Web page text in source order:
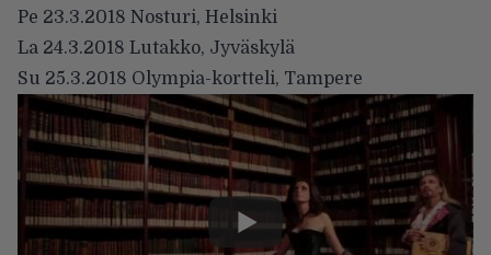
Pe 23.3.2018 Nosturi, Helsinki
La 24.3.2018 Lutakko, Jyväskylä
Su 25.3.2018 Olympia-kortteli, Tampere